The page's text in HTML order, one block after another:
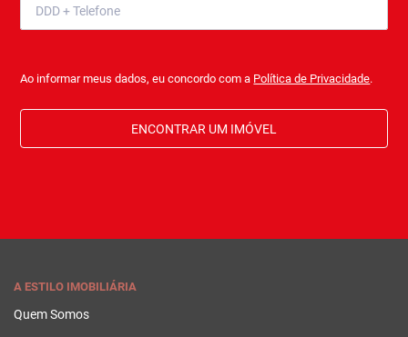
Ao informar meus dados, eu concordo com a Política de Privacidade.
ENCONTRAR UM IMÓVEL
A ESTILO IMOBILIÁRIA
Quem Somos